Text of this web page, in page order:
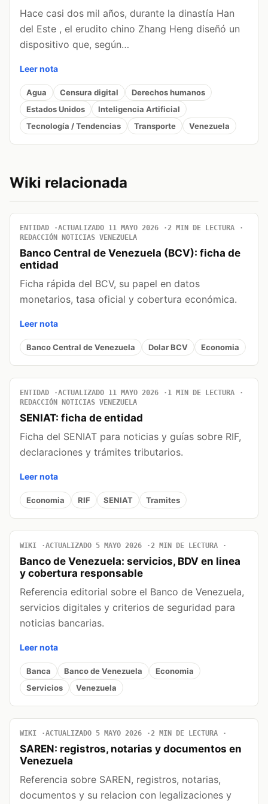
Hace casi dos mil años, durante la dinastía Han
del Este , el erudito chino Zhang Heng diseñó un
dispositivo que, según…
Leer nota
Agua Censura digital
Derechos humanos
Estados Unidos
Inteligencia Artificial
Tecnología / Tendencias
Transporte Venezuela
Wiki relacionada
ENTIDAD ACTUALIZADO 11 MAYO 2026
2 MIN DE LECTURA
REDACCIÓN NOTICIAS VENEZUELA
Banco Central de Venezuela (BCV): ficha de
entidad
Ficha rápida del BCV, su papel en datos
monetarios, tasa oficial y cobertura económica.
Leer nota
Banco Central de Venezuela Dolar BCV Economia
ENTIDAD ACTUALIZADO 11 MAYO 2026
1 MIN DE LECTURA
REDACCIÓN NOTICIAS VENEZUELA
SENIAT: ficha de entidad
Ficha del SENIAT para noticias y guías sobre RIF,
declaraciones y trámites tributarios.
Leer nota
Economia RIF SENIAT Tramites
WIKI ACTUALIZADO 5 MAYO 2026 2 MIN DE LECTURA
Banco de Venezuela: servicios, BDV en linea
y cobertura responsable
Referencia editorial sobre el Banco de Venezuela,
servicios digitales y criterios de seguridad para
noticias bancarias.
Leer nota
Banca Banco de Venezuela
Economia
Servicios
Venezuela
WIKI ACTUALIZADO 5 MAYO 2026 2 MIN DE LECTURA
SAREN: registros, notarias y documentos en
Venezuela
Referencia sobre SAREN, registros, notarias,
documentos y su relacion con legalizaciones y